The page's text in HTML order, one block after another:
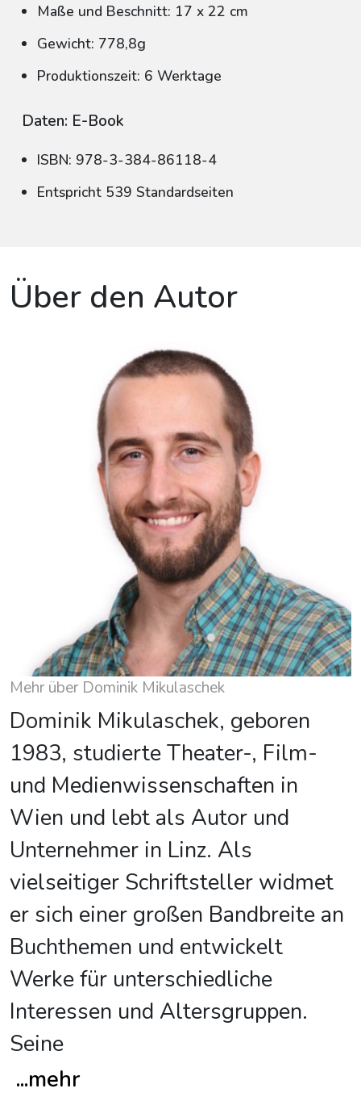
Maße und Beschnitt: 17 x 22 cm
Gewicht: 778,8g
Produktionszeit: 6 Werktage
Daten: E-Book
ISBN: 978-3-384-86118-4
Entspricht 539 Standardseiten
Über den Autor
Mehr über Dominik Mikulaschek
Dominik Mikulaschek, geboren
1983, studierte Theater-, Film-
und Medienwissenschaften in
Wien und lebt als Autor und
Unternehmer in Linz. Als
vielseitiger Schriftsteller widmet
er sich einer großen Bandbreite an
Buchthemen und entwickelt
Werke für unterschiedliche
Interessen und Altersgruppen.
Seine
...mehr